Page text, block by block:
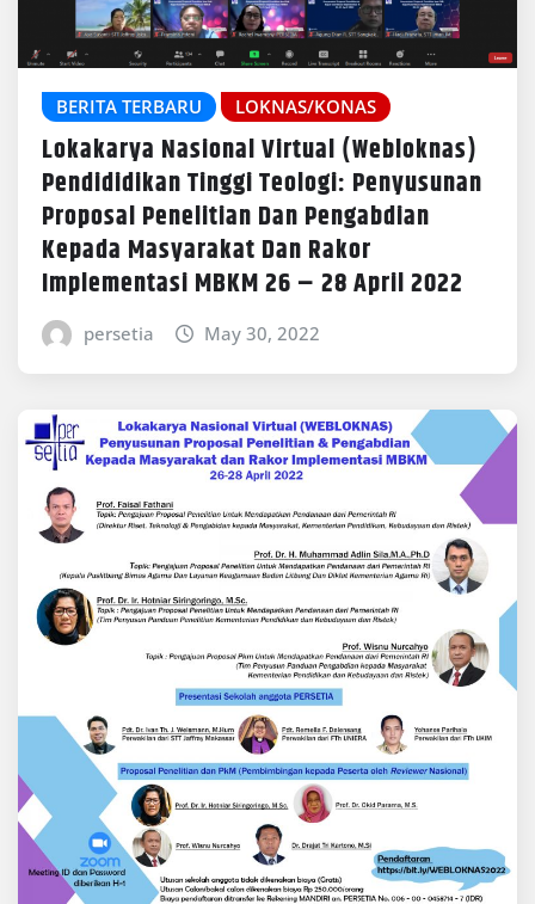
BERITA TERBARU LOKNAS/KONAS
Lokakarya Nasional Virtual (Webloknas)
Pendididikan Tinggi Teologi: Penyusunan
Proposal Penelitian Dan Pengabdian
Kepada Masyarakat Dan Rakor
Implementasi MBKM 26 – 28 April 2022
persetia May 30, 2022